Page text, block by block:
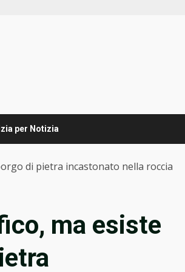
per Notizia
di pietra incastonato nella roccia
ma esiste